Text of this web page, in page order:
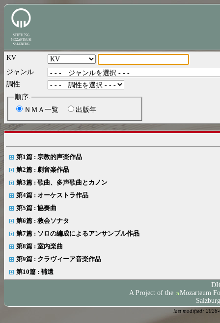
KV
ジャンル
調性
順序:
ＮＭＡ一覧
出版年
第1篇 : 宗教的声楽作品
第2篇 : 劇音楽作品
第3篇 : 歌曲、多声歌曲とカノン
第4篇 : オーケストラ作品
第5篇 : 協奏曲
第6篇 : 教会ソナタ
第7篇 : ソロの編成によるアンサンブル作品
第8篇 : 室内楽曲
第9篇 : クラヴィーア音楽作品
第10篇 : 補遺
A Project of the
Mozarteum
last modified: